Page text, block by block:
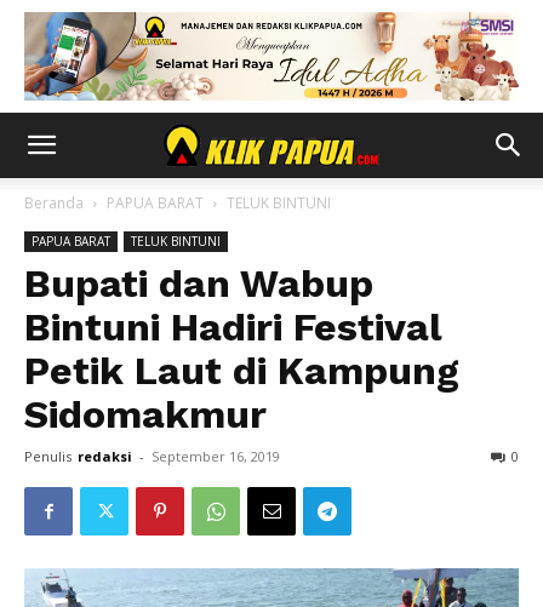
Beranda PAPUA BARAT TELUK BINTUNI
PAPUA BARAT TELUK BINTUNI
Bupati dan Wabup
Bintuni Hadiri Festival
Petik Laut di Kampung
Sidomakmur
Penulis redaksi - September 16, 2019 0